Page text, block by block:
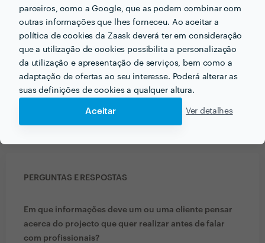
parceiros, como a Google, que as podem combinar com
outras informações que lhes forneceu. Ao aceitar a
política de cookies da Zaask deverá ter em consideração
que a utilização de cookies possibilita a personalização
da utilização e apresentação de serviços, bem como a
adaptação de ofertas ao seu interesse. Poderá alterar as
suas definições de cookies a qualquer altura.
Aceitar Ver detalhes
PERGUNTAS E RESPOSTAS
Em que informações deve um ou uma cliente pensar
acerca do projecto que quer realizar antes de falar
com profissionais?